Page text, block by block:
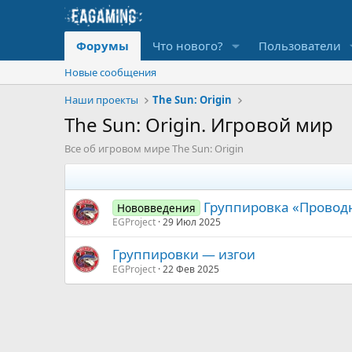
Форумы Что нового? Пользователи
Новые сообщения
Наши проекты
The Sun: Origin
The Sun: Origin. Игровой мир
Все об игровом мире The Sun: Origin
Нововведения Группировка
EGProject 29 Июл 2025
Группировки — изгои
EGProject 22 Фев 2025